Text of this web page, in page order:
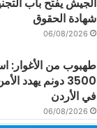
شهادة الحقوق
06/08/2026
طهبوب من الأغوار:
3500 دونم يهدد
في الأردن
06/08/2026